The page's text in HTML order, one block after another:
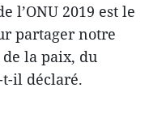
l’ONU 2019 est le
partager notre
la paix, du
t-il déclaré.